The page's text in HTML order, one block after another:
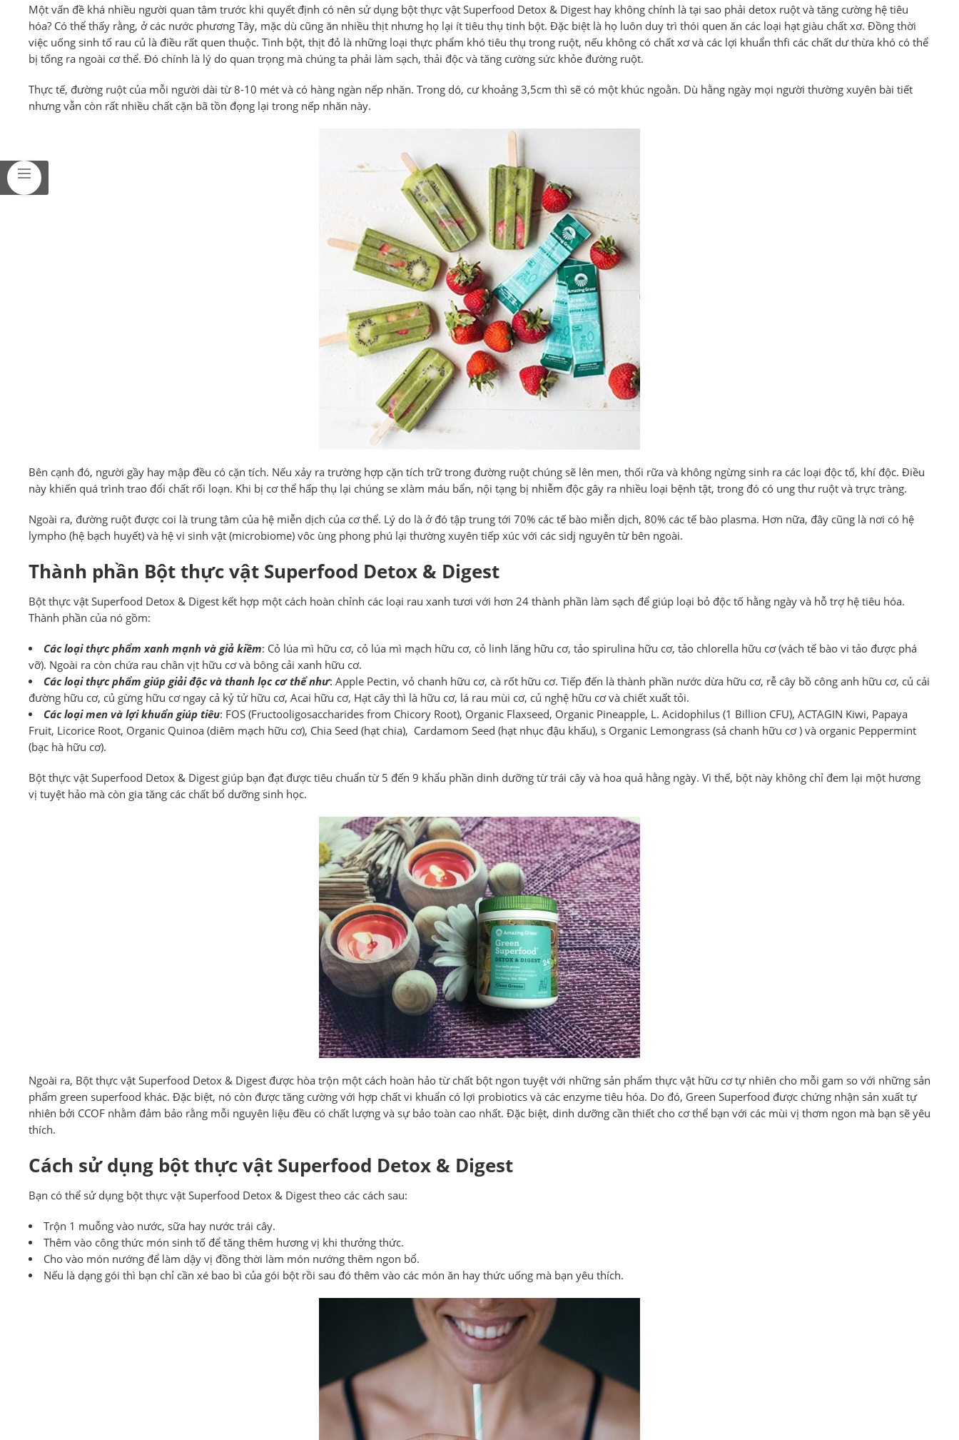
Một vấn đề khá nhiều người quan tâm trước khi quyết định có nên sử dụng bột thực vật Superfood Detox & Digest hay không chính là tại sao phải detox ruột và tăng cường hệ tiêu
hóa? Có thể thấy rằng, ở các nước phương Tây, mặc dù cũng ăn nhiều thịt nhưng họ lại ít tiêu thụ tinh bột. Đặc biệt là họ luôn duy trì thói quen ăn các loại hạt giàu chất xơ. Đồng thời
việc uống sinh tố rau củ là điều rất quen thuộc. Tinh bột, thịt đỏ là những loại thực phẩm khó tiêu thụ trong ruột, nếu không có chất xơ và các lợi khuẩn thfi các chất dư thừa khó có thể
bị tống ra ngoài cơ thể. Đó chính là lý do quan trọng mà chúng ta phải làm sạch, thải độc và tăng cường sức khỏe đường ruột.
Thực tế, đường ruột của mỗi người dài từ 8-10 mét và có hàng ngàn nếp nhăn. Trong dó, cư khoảng 3,5cm thì sẽ có một khúc ngoằn. Dù hằng ngày mọi người thường xuyên bài tiết
nhưng vẫn còn rất nhiều chất cặn bã tồn đọng lại trong nếp nhăn này.
Bên cạnh đó, người gầy hay mập đều có cặn tích. Nếu xảy ra trường hợp cặn tích trữ trong đường ruột chúng sẽ lên men, thối rữa và không ngừng sinh ra các loại độc tố, khí độc. Điều
này khiến quá trình trao đổi chất rối loạn. Khi bị cơ thể hấp thụ lại chúng se xlàm máu bẩn, nội tạng bị nhiễm độc gây ra nhiều loại bệnh tật, trong đó có ung thư ruột và trực tràng.
Ngoài ra, đường ruột được coi là trung tâm của hệ miễn dịch của cơ thể. Lý do là ở đó tập trung tới 70% các tế bào miễn dịch, 80% các tế bào plasma. Hơn nữa, đây cũng là nơi có hệ
lympho (hệ bạch huyết) và hệ vi sinh vật (microbiome) vôc ùng phong phú lại thường xuyên tiếp xúc với các sidj nguyên từ bên ngoài.
Thành phần Bột thực vật Superfood Detox & Digest
Bột thực vật Superfood Detox & Digest kết hợp một cách hoàn chỉnh các loại rau xanh tươi với hơn 24 thành phần làm sạch để giúp loại bỏ độc tố hằng ngày và hỗ trợ hệ tiêu hóa.
Thành phần của nó gồm:
Các loại thực phẩm xanh mạnh và giả kiềm: Cỏ lúa mì hữu cơ, cỏ lúa mì mạch hữu cơ, cỏ linh lăng hữu cơ, tảo spirulina hữu cơ, tảo chlorella hữu cơ (vách tế bào vi tảo được phá
vỡ). Ngoài ra còn chứa rau chân vịt hữu cơ và bông cải xanh hữu cơ.
Các loại thực phẩm giúp giải độc và thanh lọc cơ thể như: Apple Pectin, vỏ chanh hữu cơ, cà rốt hữu cơ. Tiếp đến là thành phần nước dừa hữu cơ, rễ cây bồ công anh hữu cơ, củ cải
đường hữu cơ, củ gừng hữu cơ ngay cả kỷ tử hữu cơ, Acai hữu cơ, Hạt cây thì là hữu cơ, lá rau mùi cơ, củ nghệ hữu cơ và chiết xuất tỏi.
Các loại men và lợi khuẩn giúp tiêu: FOS (Fructooligosaccharides from Chicory Root), Organic Flaxseed, Organic Pineapple, L. Acidophilus (1 Billion CFU), ACTAGIN Kiwi, Papaya
Fruit, Licorice Root, Organic Quinoa (diêm mạch hữu cơ), Chia Seed (hạt chia), Cardamom Seed (hạt nhục đậu khấu), s Organic Lemongrass (sả chanh hữu cơ ) và organic Peppermint
(bạc hà hữu cơ).
Bột thực vật Superfood Detox & Digest giúp bạn đạt được tiêu chuẩn từ 5 đến 9 khẩu phần dinh dưỡng từ trái cây và hoa quả hằng ngày. Vì thế, bột này không chỉ đem lại một hương
vị tuyệt hảo mà còn gia tăng các chất bổ dưỡng sinh học.
Ngoài ra, Bột thực vật Superfood Detox & Digest được hòa trộn một cách hoàn hảo từ chất bột ngon tuyệt với những sản phẩm thực vật hữu cơ tự nhiên cho mỗi gam so với những sản
phẩm green superfood khác. Đặc biệt, nó còn được tăng cường với hợp chất vi khuẩn có lợi probiotics và các enzyme tiêu hóa. Do đó, Green Superfood được chứng nhận sản xuất tự
nhiên bởi CCOF nhằm đảm bảo rằng mỗi nguyên liệu đều có chất lượng và sự bảo toàn cao nhất. Đặc biệt, dinh dưỡng cần thiết cho cơ thể bạn với các mùi vị thơm ngon mà bạn sẽ yêu
thích.
Cách sử dụng bột thực vật Superfood Detox & Digest
Bạn có thể sử dụng bột thực vật Superfood Detox & Digest theo các cách sau:
Trộn 1 muỗng vào nước, sữa hay nước trái cây.
Thêm vào công thức món sinh tố để tăng thêm hương vị khi thưởng thức.
Cho vào món nướng để làm dậy vị đồng thời làm món nướng thêm ngon bổ.
Nếu là dạng gói thì bạn chỉ cần xé bao bì của gói bột rồi sau đó thêm vào các món ăn hay thức uống mà bạn yêu thích.